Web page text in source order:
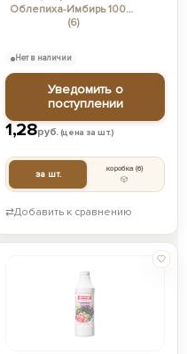
Облепиха-Имбирь 1000г
(6)
1,28руб.(цена за шт.)
за шт. коробка(6)
Нет в наличии
Уведомить о
поступлении
⇄Добавить к сравнению